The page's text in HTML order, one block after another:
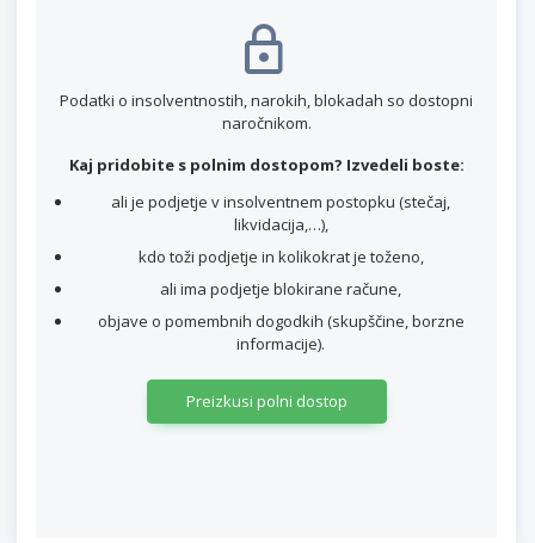
Podatki o insolventnostih, narokih, blokadah so dostopni
naročnikom.
Kaj pridobite s polnim dostopom? Izvedeli boste:
ali je podjetje v insolventnem postopku (stečaj,
likvidacija,…),
kdo toži podjetje in kolikokrat je toženo,
ali ima podjetje blokirane račune,
objave o pomembnih dogodkih (skupščine, borzne
informacije).
Preizkusi polni dostop